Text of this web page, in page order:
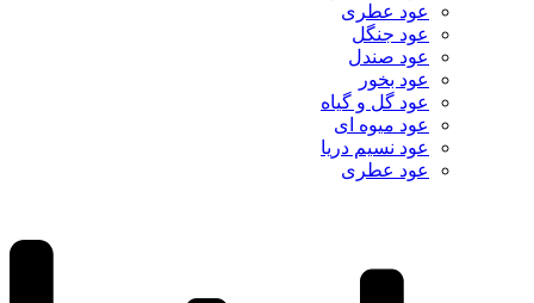
عود عطری
عود جنگل
عود صندل
عود بخور
عود گل و گیاه
عود میوه ای
عود نسیم دریا
عود عطری